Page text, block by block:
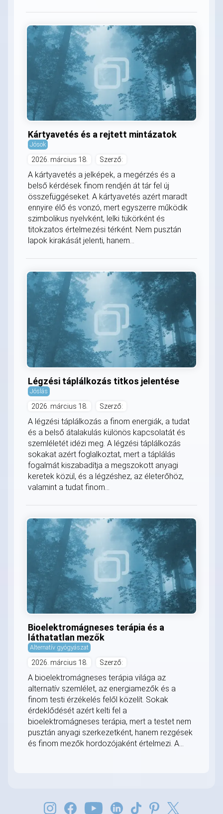
Kártyavetés és a rejtett mintázatok
Jósok
2026. március 18. Szerző:
A kártyavetés a jelképek, a megérzés és a
belső kérdések finom rendjén át tár fel új
összefüggéseket. A kártyavetés azért maradt
ennyire élő és vonzó, mert egyszerre működik
szimbolikus nyelvként, lelki tükörként és
titokzatos értelmezési térként. Nem pusztán
lapok kirakását jelenti, hanem...
Légzési táplálkozás titkos jelentése
Jóslás
2026. március 18. Szerző:
A légzési táplálkozás a finom energiák, a tudat
és a belső átalakulás különös kapcsolatát és
szemléletét idézi meg. A légzési táplálkozás
sokakat azért foglalkoztat, mert a táplálás
fogalmát kiszabadítja a megszokott anyagi
keretek közül, és a légzéshez, az életerőhöz,
valamint a tudat finom...
Bioelektromágneses terápia és a
láthatatlan mezők
Alternatív gyógyászat
2026. március 18. Szerző:
A bioelektromágneses terápia világa az
alternatív szemlélet, az energiamezők és a
finom testi érzékelés felől közelít. Sokak
érdeklődését azért kelti fel a
bioelektromágneses terápia, mert a testet nem
pusztán anyagi szerkezetként, hanem rezgések
és finom mezők hordozójaként értelmezi. A...